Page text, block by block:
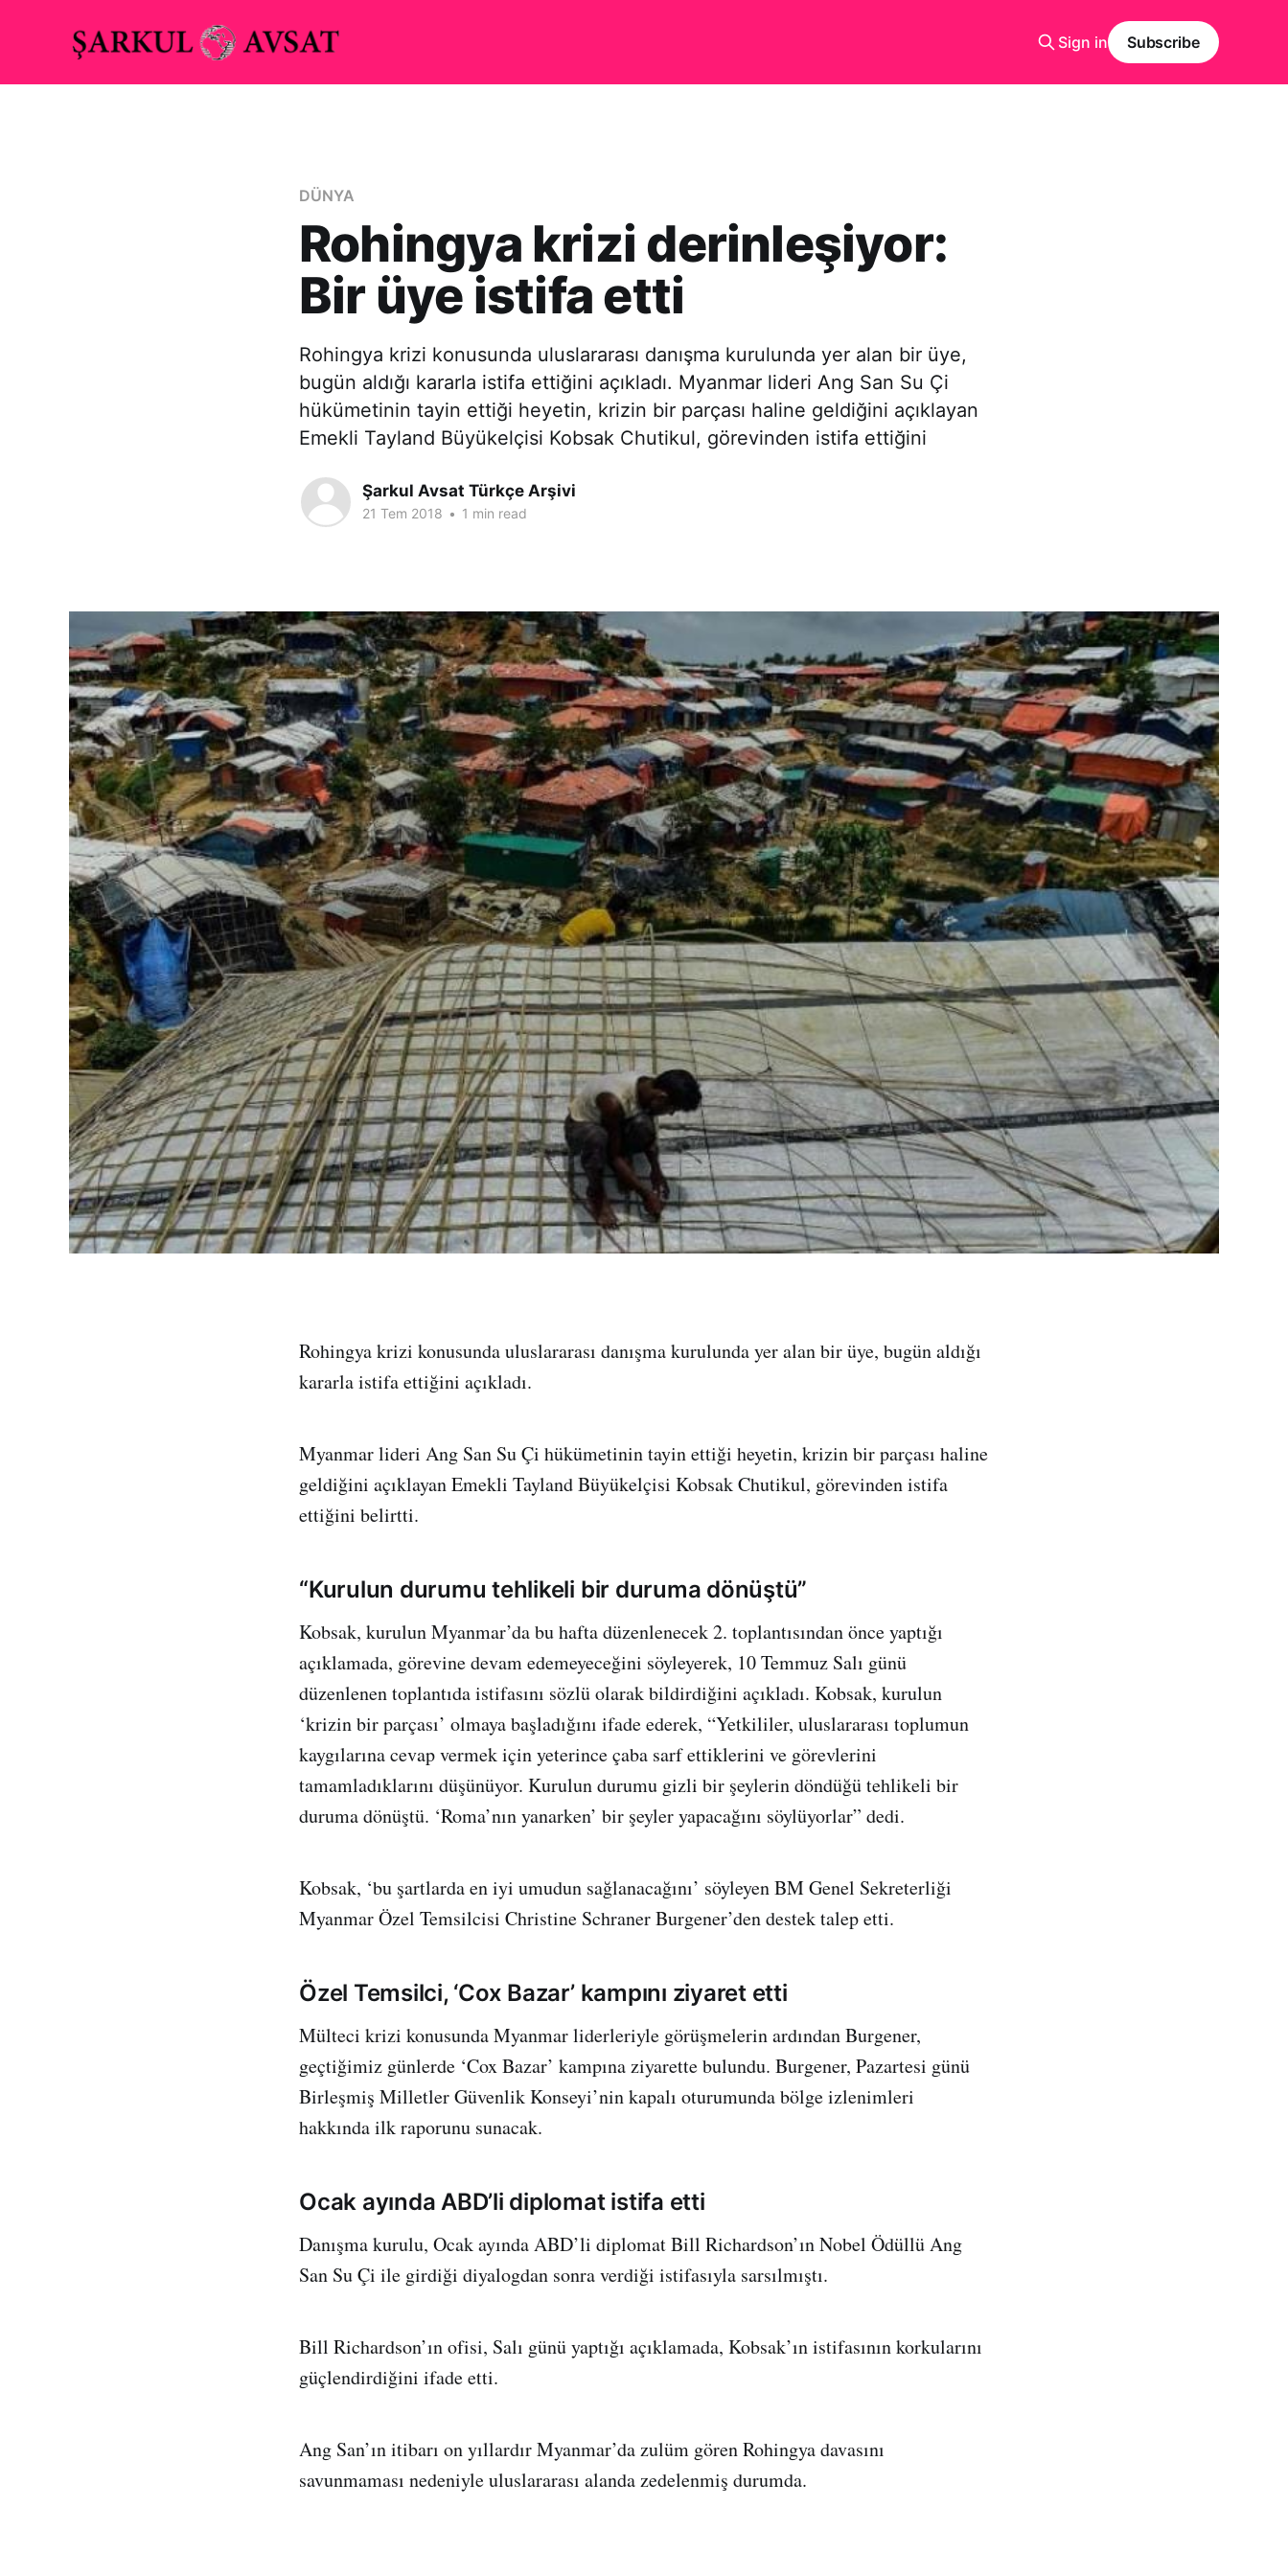
Sign in Subscribe
DÜNYA
Rohingya krizi derinleşiyor:
Bir üye istifa etti
Rohingya krizi konusunda uluslararası danışma kurulunda yer alan bir üye,
bugün aldığı kararla istifa ettiğini açıkladı. Myanmar lideri Ang San Su Çi
hükümetinin tayin ettiği heyetin, krizin bir parçası haline geldiğini açıklayan
Emekli Tayland Büyükelçisi Kobsak Chutikul, görevinden istifa ettiğini
Şarkul Avsat Türkçe Arşivi
21 Tem 2018 • 1 min read
Rohingya krizi konusunda uluslararası danışma kurulunda yer alan bir üye, bugün aldığı
kararla istifa ettiğini açıkladı.
Myanmar lideri Ang San Su Çi hükümetinin tayin ettiği heyetin, krizin bir parçası haline
geldiğini açıklayan Emekli Tayland Büyükelçisi Kobsak Chutikul, görevinden istifa
ettiğini belirtti.
“Kurulun durumu tehlikeli bir duruma dönüştü”
Kobsak, kurulun Myanmar’da bu hafta düzenlenecek 2. toplantısından önce yaptığı
açıklamada, görevine devam edemeyeceğini söyleyerek, 10 Temmuz Salı günü
düzenlenen toplantıda istifasını sözlü olarak bildirdiğini açıkladı. Kobsak, kurulun
‘krizin bir parçası’ olmaya başladığını ifade ederek, “Yetkililer, uluslararası toplumun
kaygılarına cevap vermek için yeterince çaba sarf ettiklerini ve görevlerini
tamamladıklarını düşünüyor. Kurulun durumu gizli bir şeylerin döndüğü tehlikeli bir
duruma dönüştü. ‘Roma’nın yanarken’ bir şeyler yapacağını söylüyorlar” dedi.
Kobsak, ‘bu şartlarda en iyi umudun sağlanacağını’ söyleyen BM Genel Sekreterliği
Myanmar Özel Temsilcisi Christine Schraner Burgener’den destek talep etti.
Özel Temsilci, ‘Cox Bazar’ kampını ziyaret etti
Mülteci krizi konusunda Myanmar liderleriyle görüşmelerin ardından Burgener,
geçtiğimiz günlerde ‘Cox Bazar’ kampına ziyarette bulundu. Burgener, Pazartesi günü
Birleşmiş Milletler Güvenlik Konseyi’nin kapalı oturumunda bölge izlenimleri
hakkında ilk raporunu sunacak.
Ocak ayında ABD’li diplomat istifa etti
Danışma kurulu, Ocak ayında ABD’li diplomat Bill Richardson’ın Nobel Ödüllü Ang
San Su Çi ile girdiği diyalogdan sonra verdiği istifasıyla sarsılmıştı.
Bill Richardson’ın ofisi, Salı günü yaptığı açıklamada, Kobsak’ın istifasının korkularını
güçlendirdiğini ifade etti.
Ang San’ın itibarı on yıllardır Myanmar’da zulüm gören Rohingya davasını
savunmaması nedeniyle uluslararası alanda zedelenmiş durumda.